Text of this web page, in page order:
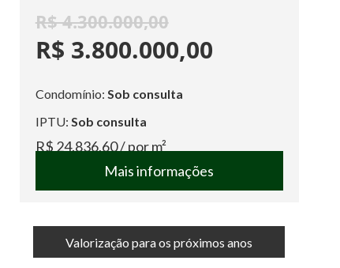
R$ 4.300.000,00
R$ 3.800.000,00
Condomínio: Sob consulta
IPTU: Sob consulta
R$ 24.836,60/ por m²
Mais informações
Valorização para os próximos anos